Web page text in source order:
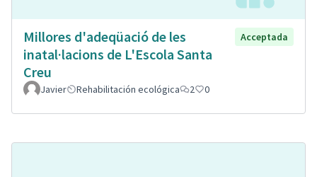
Millores d'adeqüació de les
inatal·lacions de L'Escola Santa
Creu
Acceptada
Javier Rehabilitación ecológica 2 0